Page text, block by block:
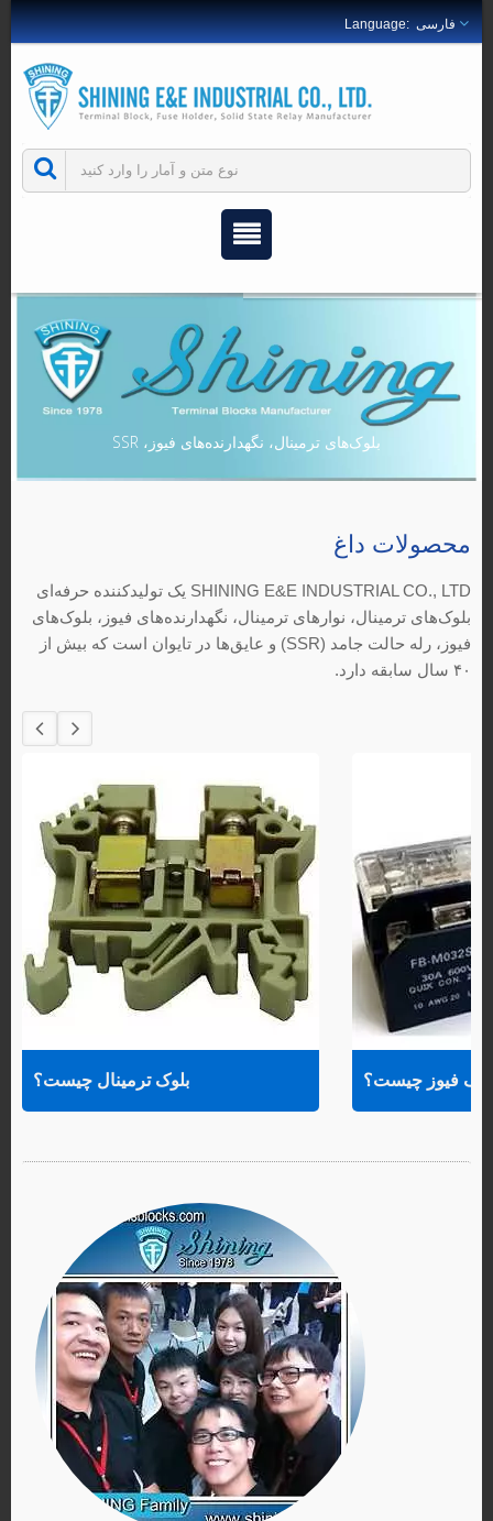
فارسی
بلوک‌های ترمینال، نگهدارنده‌های فیوز، SSR
محصولات داغ
SHINING E&E INDUSTRIAL CO., LTD یک تولیدکننده حرفه‌ای
بلوک‌های ترمینال، نوارهای ترمینال، نگهدارنده‌های فیوز، بلوک‌های
فیوز، رله حالت جامد (SSR) و عایق‌ها در تایوان است که بیش از
۴۰ سال سابقه دارد.
بلوک ترمینال چیست؟ فیوز چیست؟